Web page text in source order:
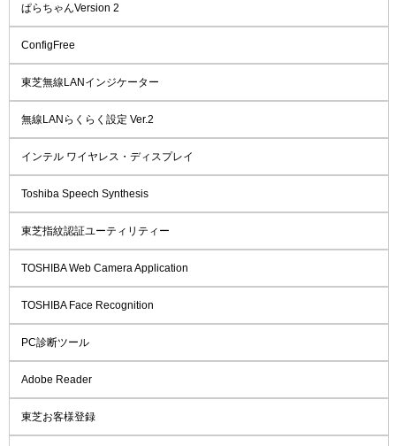
ぱらちゃんVersion 2
ConfigFree
東芝無線LANインジケーター
無線LANらくらく設定 Ver.2
インテル ワイヤレス・ディスプレイ
Toshiba Speech Synthesis
東芝指紋認証ユーティリティー
TOSHIBA Web Camera Application
TOSHIBA Face Recognition
PC診断ツール
Adobe Reader
東芝お客様登録